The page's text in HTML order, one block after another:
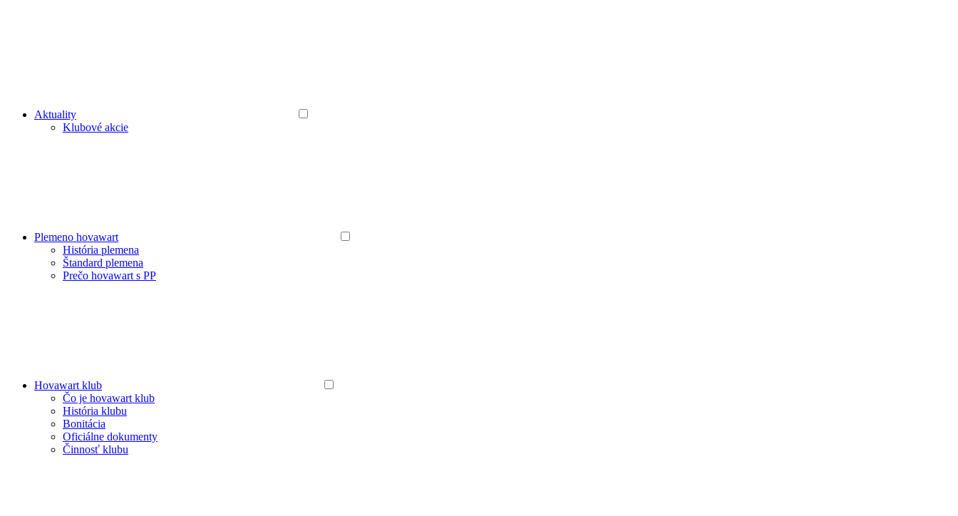
Aktuality
Klubové akcie
Plemeno hovawart
História plemena
Štandard plemena
Prečo hovawart s PP
Hovawart klub
Čo je hovawart klub
História klubu
Bonitácia
Oficiálne dokumenty
Činnosť klubu